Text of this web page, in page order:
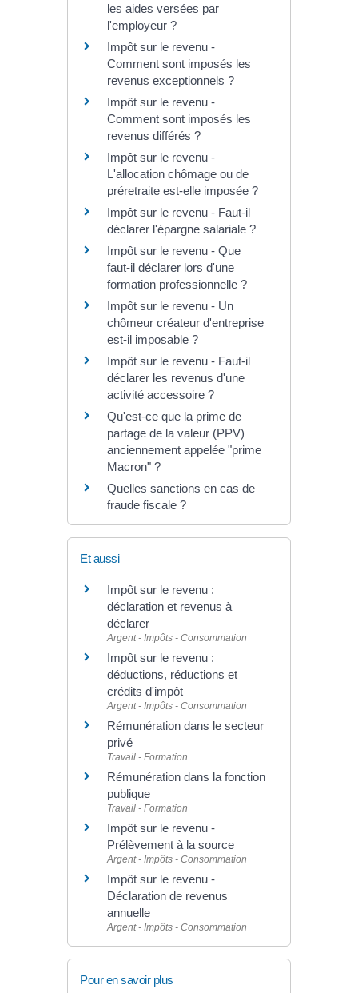
les aides versées par
l'employeur ?
Impôt sur le revenu -
Comment sont imposés les
revenus exceptionnels ?
Impôt sur le revenu -
Comment sont imposés les
revenus différés ?
Impôt sur le revenu -
L'allocation chômage ou de
préretraite est-elle imposée ?
Impôt sur le revenu - Faut-il
déclarer l'épargne salariale ?
Impôt sur le revenu - Que
faut-il déclarer lors d'une
formation professionnelle ?
Impôt sur le revenu - Un
chômeur créateur d'entreprise
est-il imposable ?
Impôt sur le revenu - Faut-il
déclarer les revenus d'une
activité accessoire ?
Qu'est-ce que la prime de
partage de la valeur (PPV)
anciennement appelée "prime
Macron" ?
Quelles sanctions en cas de
fraude fiscale ?
Et aussi
Impôt sur le revenu :
déclaration et revenus à
déclarer
Argent - Impôts - Consommation
Impôt sur le revenu :
déductions, réductions et
crédits d'impôt
Argent - Impôts - Consommation
Rémunération dans le secteur
privé
Travail - Formation
Rémunération dans la fonction
publique
Travail - Formation
Impôt sur le revenu -
Prélèvement à la source
Argent - Impôts - Consommation
Impôt sur le revenu -
Déclaration de revenus
annuelle
Argent - Impôts - Consommation
Pour en savoir plus